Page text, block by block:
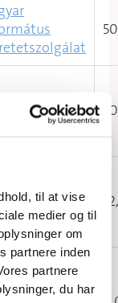
til at vise
medier og til
om
partnere inden
partnere
du har
Aid
centrum,
Parish,